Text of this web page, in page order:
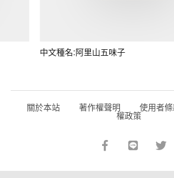
中文種名:阿里山五味子
關於本站 著作權聲明 使用者
權政策